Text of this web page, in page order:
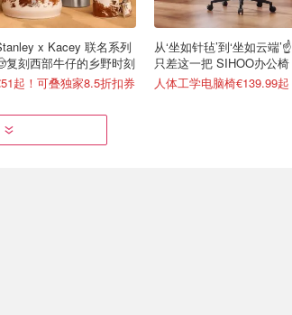
x Kacey 联名系列
复刻西部牛仔的乡野时刻
起！可叠独家8.5折扣券
从‘坐如针毡’到‘坐如云端’☝️
只差这一把 SIHOO办公椅
人体工学电脑椅€139.99起